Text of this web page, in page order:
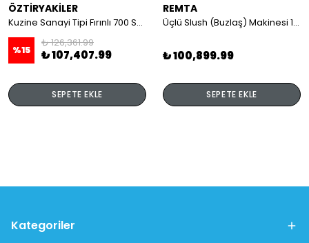
ÖZTİRYAKİLER
Kuzine Sanayi Tipi Fırınlı 700 Seri Gazlı 4 Açık Ateş 80x70x85 (Lp)-2X6Kw+2X7,5Kw+6Kw Elektrikli Fırın
%15
₺ 126,361.99
₺ 107,407.99
SEPETE EKLE
REMTA
Üçlü Slush (Buzlaş) Makinesi 12+12+12 lt
₺ 100,899.99
SEPETE EKLE
Kategoriler